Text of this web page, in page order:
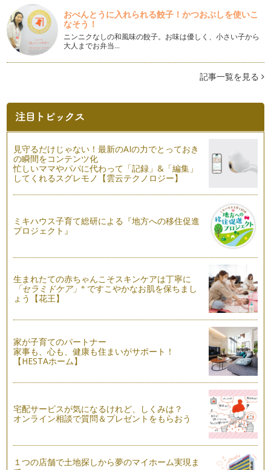
重陽の節句
子どもたちも長い夏休みが終わって、そろそろ日常のペースに
戻りつつあるでしょうか。暑さもだい…
2012年秋冬ファッションの流行色
立秋が過ぎても、まだまだ暑い日が続いていますね。皆様、い
子どもたちも長い夏休みに入り暑い日が続いていますね。いか
がお過ごしですか? 私の息子が小学…
ブルーライトの身体への影響
近頃、良く耳にするブルーライト。ブルーライトは最近になっ
て出来たものではなく、以前から私た…
短冊に願いを込めて-七夕の色彩-
7月7日は牽牛と織姫が年に一度だけ天の川で会える日。そん
な話で知られている七夕は、他の多く…
いよいよ6月も半ば、入梅に入りましたね！ 6月の事を「水
無月」と言いますが、梅雨に入る6月…
家庭の節電対策 照明術
電気料金の値上がりや、夏場の電力不足などのニュースが気に
5月の爽やかな天候が続いています。お庭でガーデニングやオ
ープンエアのカフェでのお茶などピッ…
そろそろ、4月からの新しい環境に慣れようとする疲れやスト
こどもの日の色彩とその由来
五月五日は端午の節句。子どもの日ですね。五月人形や鯉のぼ
りを飾られるお家も多いのではないで…
おべんとうに入れられる餃子！かつおぶしを使いこ
なそう！
ニンニクなしの和風味の餃子。お味は優しく、小さい子から
大人までお弁当…
記事一覧を見る
見守るだけじゃない！最新のAIの力でとっておき
の瞬間をコンテンツ化
忙しいママやパパに代わって「記録」&「編集」
してくれるスグレモノ【雲云テクノロジー】
ミキハウス子育て総研による『地方への移住促進
プロジェクト』
生まれたての赤ちゃんこそスキンケアは丁寧に
「セラミドケア」※ ですこやかなお肌を保ちまし
ょう【花王】
家が子育てのパートナー
家事も、心も、健康も住まいがサポート！
【HESTAホーム】
宅配サービスが気になるけれど、しくみは？
オンライン相談で質問＆プレゼントをもらおう
１つの店舗で土地探しから夢のマイホーム実現ま